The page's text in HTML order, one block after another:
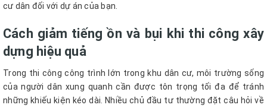
cư dân đối với dự án của bạn.
Cách giảm tiếng ồn và bụi khi thi công xây
dựng hiệu quả
Trong thi công công trình lớn trong khu dân cư, môi trường sống
của người dân xung quanh cần được tôn trọng tối đa để tránh
những khiếu kiện kéo dài. Nhiều chủ đầu tư thường đặt câu hỏi về